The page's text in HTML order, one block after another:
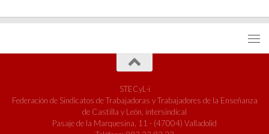
STECyL-i
Federación de Sindicatos de Trabajadoras y Trabajadores de la Enseñanza
de Castilla y León, intersindical
Pasaje de la Marquesina, 11 - (47004) Valladolid